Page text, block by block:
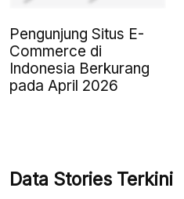
Pengunjung Situs E-
Commerce di
Indonesia Berkurang
pada April 2026
Data Stories Terkini